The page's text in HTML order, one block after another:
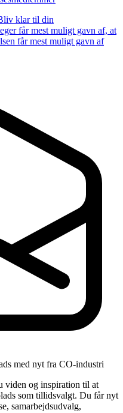
klar til din
får mest muligt gavn af, at
får mest muligt gavn af
med nyt fra CO-industri
viden og inspiration til at
som tillidsvalgt. Du får nyt
samarbejdsudvalg,